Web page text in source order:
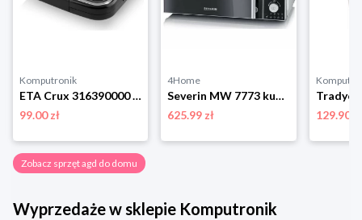
Komputronik
ETA Crux 316390000 srebrny
99.00 zł
4Home
Severin MW 7773 kuchenka mikrofalowa z grillem i funkcją gorącego powietrza, srebrny
625.99 zł
129.90 zł
Zobacz sprzęt agd do domu
Wyprzedaże w sklepie Komputronik